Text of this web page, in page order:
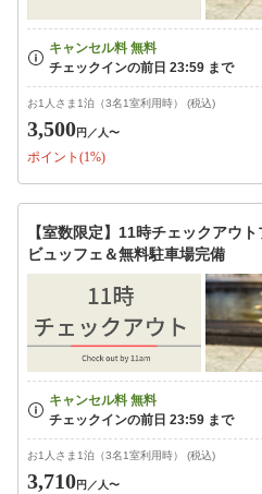
お1人さま1泊（3名1室利用時） (税込)
3,500円 ／人〜
ポイント(1%)
【室数限定】11時チェックアウ
ビュッフェ＆無料駐車場完備
お1人さま1泊（3名1室利用時） (税込)
3,710円 ／人〜